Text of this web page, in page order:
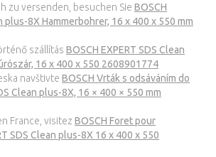
zu versenden, besuchen Sie BOSCH
plus-8X Hammerbohrer, 16 x 400 x 550 mm
szállítás BOSCH EXPERT SDS Clean
16 x 400 x 550 2608901774
navštivte BOSCH Vrták s odsáváním do
Clean plus-8X, 16 × 400 × 550 mm
France, visitez BOSCH Foret pour
SDS Clean plus-8X 16 x 400 x 550